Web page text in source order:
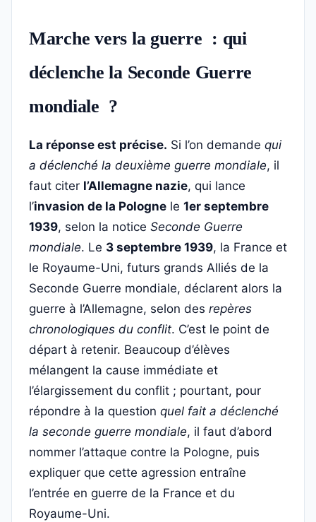
Marche vers la guerre : qui
déclenche la Seconde Guerre
mondiale ?
La réponse est précise. Si l’on demande qui
a déclenché la deuxième guerre mondiale, il
faut citer l’Allemagne nazie, qui lance
l’invasion de la Pologne le 1er septembre
1939, selon la notice Seconde Guerre
mondiale. Le 3 septembre 1939, la France et
le Royaume-Uni, futurs grands Alliés de la
Seconde Guerre mondiale, déclarent alors la
guerre à l’Allemagne, selon des repères
chronologiques du conflit. C’est le point de
départ à retenir. Beaucoup d’élèves
mélangent la cause immédiate et
l’élargissement du conflit ; pourtant, pour
répondre à la question quel fait a déclenché
la seconde guerre mondiale, il faut d’abord
nommer l’attaque contre la Pologne, puis
expliquer que cette agression entraîne
l’entrée en guerre de la France et du
Royaume-Uni.